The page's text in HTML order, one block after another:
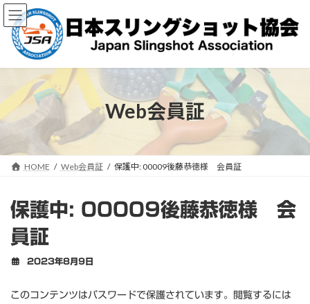
コ
ン
キ
ッ
ナ
ビ
に
移
Web会員証
HOME Web会員証 保護中: 00009後藤恭徳様 会員証
保護中: 00009後藤恭徳様 会
員証
2023年8月9日
このコンテンツはパスワードで保護されています。閲覧するには